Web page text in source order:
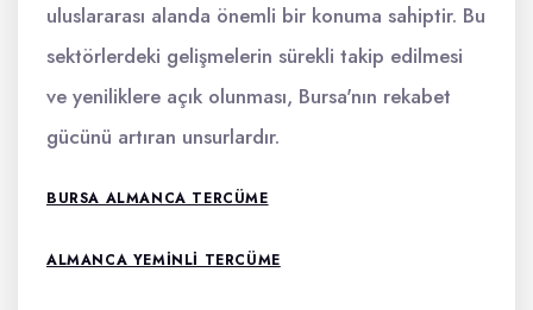
uluslararası alanda önemli bir konuma sahiptir. Bu
sektörlerdeki gelişmelerin sürekli takip edilmesi
ve yeniliklere açık olunması, Bursa'nın rekabet
gücünü artıran unsurlardır.
BURSA ALMANCA TERCÜME
ALMANCA YEMINLI TERCÜME